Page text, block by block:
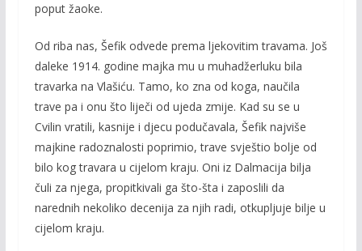
poput žaoke.
Od riba nas, Šefik odvede prema ljekovitim travama. Još
daleke 1914. godine majka mu u muhadžerluku bila
travarka na Vlašiću. Tamo, ko zna od koga, naučila
trave pa i onu što liječi od ujeda zmije. Kad su se u
Cvilin vratili, kasnije i djecu podučavala, Šefik najviše
majkine radoznalosti poprimio, trave svještio bolje od
bilo kog travara u cijelom kraju. Oni iz Dalmacija bilja
čuli za njega, propitkivali ga što-šta i zaposlili da
narednih nekoliko decenija za njih radi, otkupljuje bilje u
cijelom kraju.